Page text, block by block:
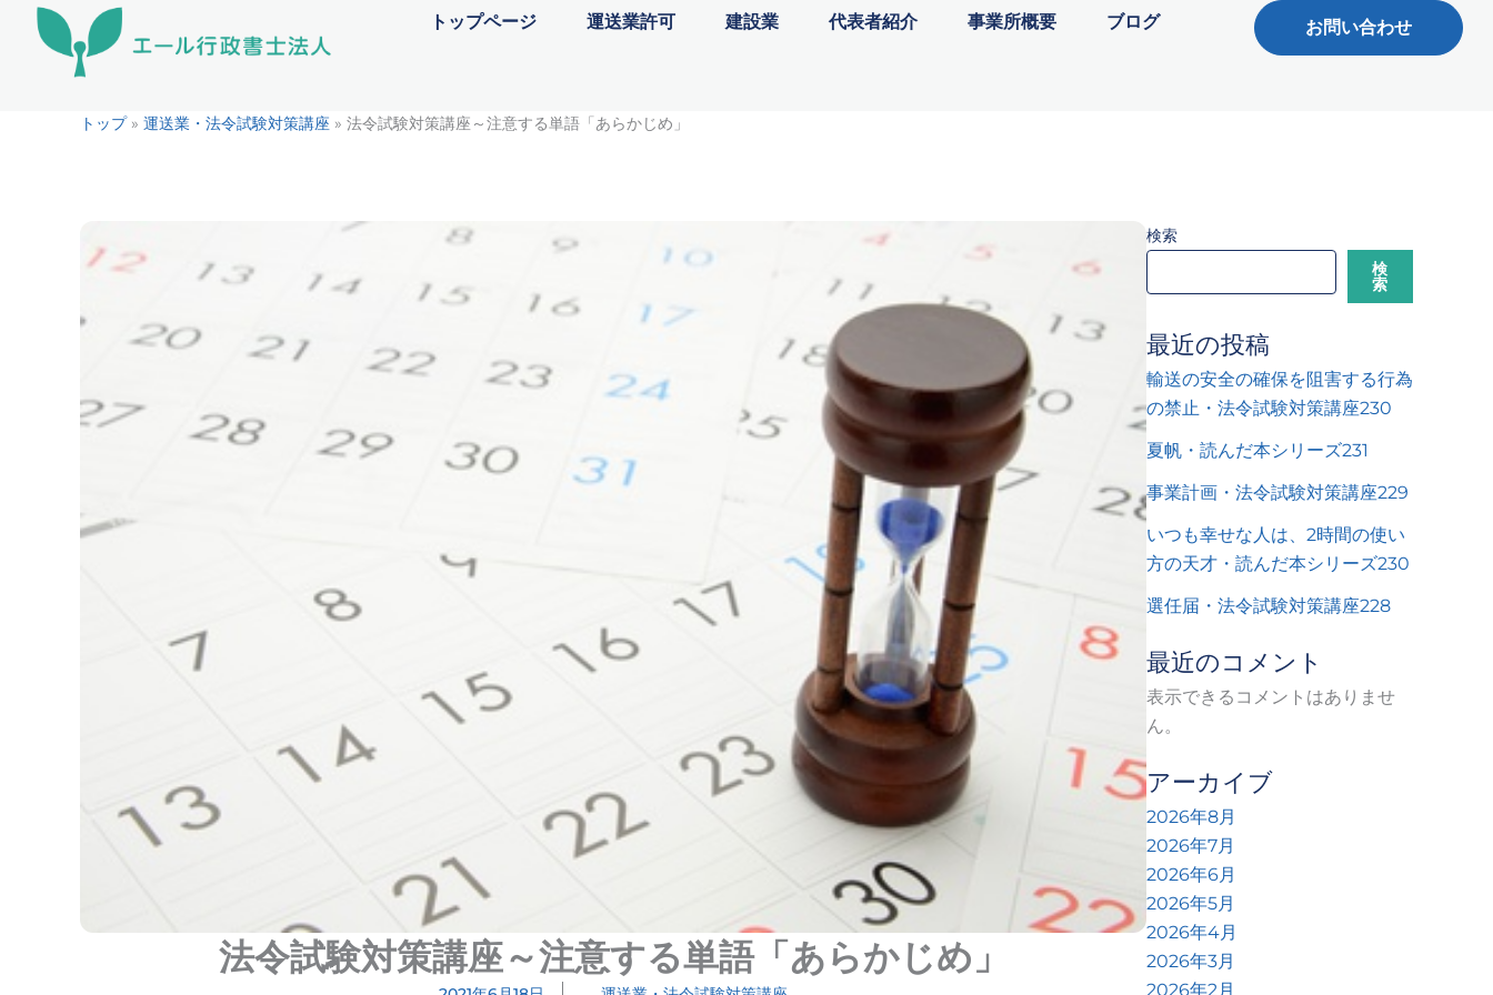
トップページ 運送業許可 建設業 代表者紹介 事業所概要 ブログ お問い合わせ
トップ» 運送業・法令試験対策講座 » 法令試験対策講座～注意する単語「あらかじめ」
法令試験対策講座～注意する単語「あらかじめ」
検索
検
索
最近の投稿
輸送の安全の確保を阻害する行為
の禁止・法令試験対策講座230
夏帆・読んだ本シリーズ231
事業計画・法令試験対策講座229
いつも幸せな人は、2時間の使い
方の天才・読んだ本シリーズ230
選任届・法令試験対策講座228
最近のコメント
表示できるコメントはありませ
ん。
アーカイブ
2026年8月
2026年7月
2026年6月
2026年5月
2026年4月
2026年3月
2026年2月